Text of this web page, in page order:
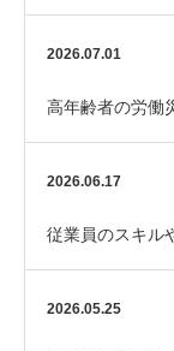
ました
2026.07.01
高年齢者の労働
助金「エイジフ
2026.06.17
従業員のスキル
ダーを整備して
2026.05.25